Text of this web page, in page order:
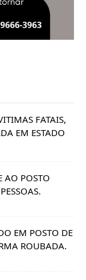
FATAIS,
EM ESTADO
AO POSTO
EM POSTO DE
ROUBADA.